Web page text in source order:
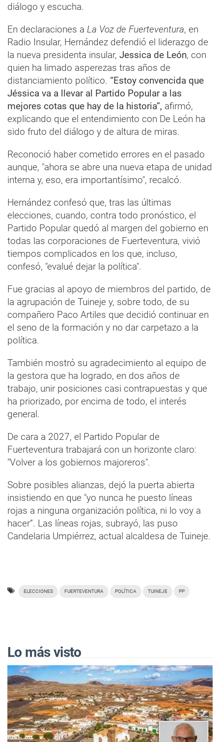
diálogo y escucha.
En declaraciones a La Voz de Fuerteventura, en
Radio Insular, Hernández defendió el liderazgo de
la nueva presidenta insular, Jessica de León, con
quien ha limado asperezas tras años de
distanciamiento político. “Estoy convencida que
Jéssica va a llevar al Partido Popular a las
mejores cotas que hay de la historia”, afirmó,
explicando que el entendimiento con De León ha
sido fruto del diálogo y de altura de miras.
Reconoció haber cometido errores en el pasado
aunque, "ahora se abre una nueva etapa de unidad
interna y, eso, era importantísimo", recalcó.
Hernández confesó que, tras las últimas
elecciones, cuando, contra todo pronóstico, el
Partido Popular quedó al margen del gobierno en
todas las corporaciones de Fuerteventura, vivió
tiempos complicados en los que, incluso,
confesó, "evalué dejar la política".
Fue gracias al apoyo de miembros del partido, de
la agrupación de Tuineje y, sobre todo, de su
compañero Paco Artiles que decidió continuar en
el seno de la formación y no dar carpetazo a la
política.
También mostró su agradecimiento al equipo de
la gestora que ha logrado, en dos años de
trabajo, unir posiciones casi contrapuestas y que
ha priorizado, por encima de todo, el interés
general.
De cara a 2027, el Partido Popular de
Fuerteventura trabajará con un horizonte claro:
"Volver a los gobiernos majoreros".
Sobre posibles alianzas, dejó la puerta abierta
insistiendo en que "yo nunca he puesto líneas
rojas a ninguna organización política, ni lo voy a
hacer”. Las líneas rojas, subrayó, las puso
Candelaria Umpiérrez, actual alcaldesa de Tuineje.
ELECCIONES FUERTEVENTURA POLÍTICA TUINEJE PP
Lo más visto